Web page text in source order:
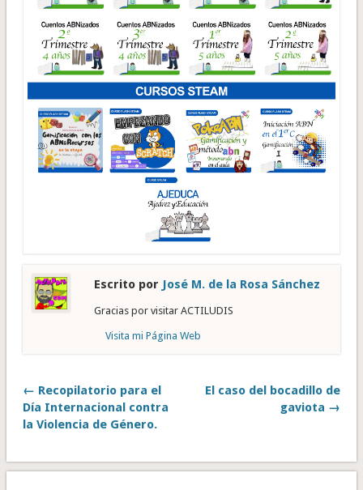
Escrito por José M. de la Rosa Sánchez
Gracias por visitar ACTILUDIS
Visita mi Página Web
← Recopilatorio para el
Día Internacional contra
la Violencia de Género.
El caso del bocadillo de
gaviota →